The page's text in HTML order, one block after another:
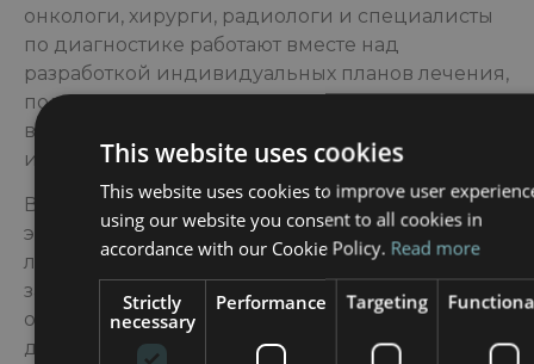
онкологи, хирурги, радиологи и специалисты
по диагностике работают вместе над
разработкой индивидуальных планов лечения,
подкрепленных передовыми методами
визуализации, точной диагностикой и
инновационными методами терапии.
В больнице сочетаются медицинская
экспертиза и передовые технологии для
лечения сложных онкологических
заболеваний, обеспечивая непрерывность
оказания медицинской помощи от
диагностики до лечения и последующего
This website uses cookies
This website uses cookies to improve user
using our website you consent to all cookies in
accordance with our Cookie Policy. Read more
Strictly
necessary
Performance Targeting